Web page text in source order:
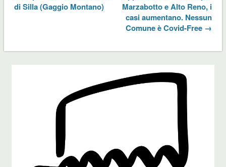
di Silla (Gaggio Montano)
Marzabotto e Alto Reno, i
casi aumentano. Nessun
Comune è Covid-Free →